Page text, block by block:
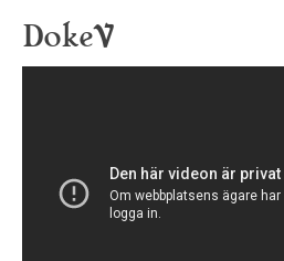
DokeV